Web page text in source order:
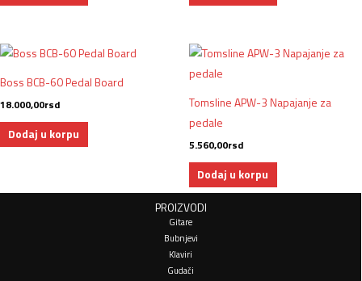
Boss BCB-60 Pedal Board
18.000,00rsd
Dodaj u korpu
Tomsline APW-3 Napajanje za
pedale
5.560,00rsd
Dodaj u korpu
PROIZVODI
Gitare
Bubnjevi
Klaviri
Gudači